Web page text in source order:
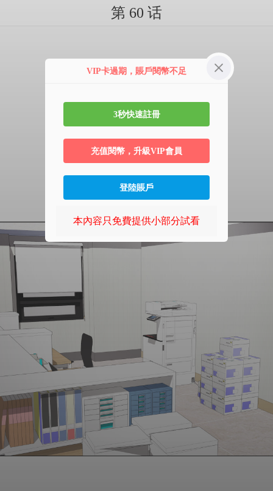
第 60 话
VIP卡過期，賬戶閱幣不足
3秒快速註冊
充值閱幣，升級VIP會員
登陸賬戶
本內容只免費提供小部分試看